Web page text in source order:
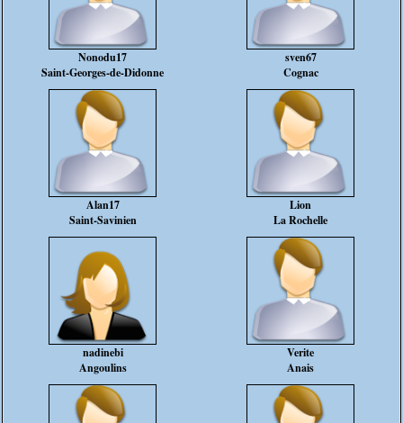
Nonodu17
Saint-Georges-de-Didonne
sven67
Cognac
Alan17
Saint-Savinien
Lion
La Rochelle
nadinebi
Angoulins
Verite
Anais